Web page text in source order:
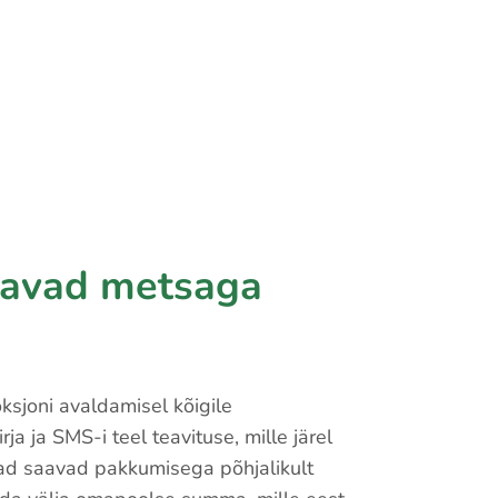
metsaga
avaldamisel kõigile
ja SMS-i teel teavituse, mille järel
saavad pakkumisega põhjalikult